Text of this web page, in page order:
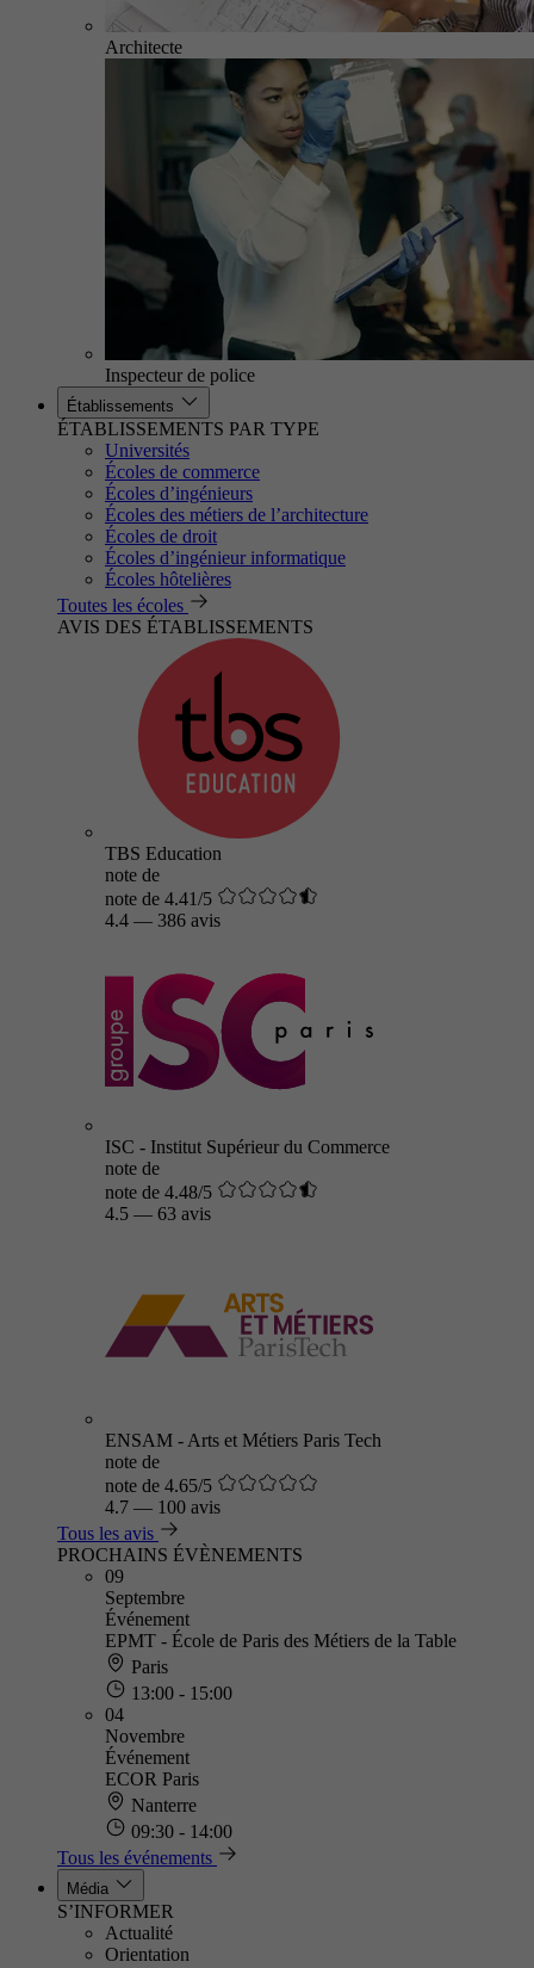
Architecte
Inspecteur de police
Établissements
ÉTABLISSEMENTS PAR TYPE
Universités
Écoles de commerce
Écoles d’ingénieurs
Écoles des métiers de l’architecture
Écoles de droit
Écoles d’ingénieur informatique
Écoles hôtelières
Toutes les écoles
AVIS DES ÉTABLISSEMENTS
TBS Education
note de
note de 4.41/5
4.4 — 386 avis
ISC - Institut Supérieur du Commerce
note de
note de 4.48/5
4.5 — 63 avis
ENSAM - Arts et Métiers Paris Tech
note de
note de 4.65/5
4.7 — 100 avis
Tous les avis
PROCHAINS ÉVÈNEMENTS
09
Septembre
Événement
EPMT - École de Paris des Métiers de la Table
Paris
13:00 - 15:00
04
Novembre
Événement
ECOR Paris
Nanterre
09:30 - 14:00
Tous les événements
Média
S’INFORMER
Actualité
Orientation